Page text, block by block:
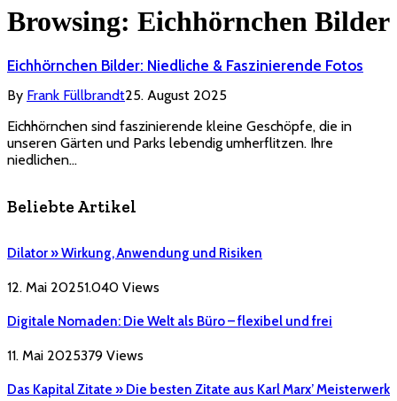
Browsing: Eichhörnchen Bilder
Eichhörnchen Bilder: Niedliche & Faszinierende Fotos
By Frank Füllbrandt25. August 2025
Eichhörnchen sind faszinierende kleine Geschöpfe, die in
unseren Gärten und Parks lebendig umherflitzen. Ihre
niedlichen…
Beliebte Artikel
Dilator » Wirkung, Anwendung und Risiken
12. Mai 20251.040 Views
Digitale Nomaden: Die Welt als Büro – flexibel und frei
11. Mai 2025379 Views
Das Kapital Zitate » Die besten Zitate aus Karl Marx’ Meisterwerk